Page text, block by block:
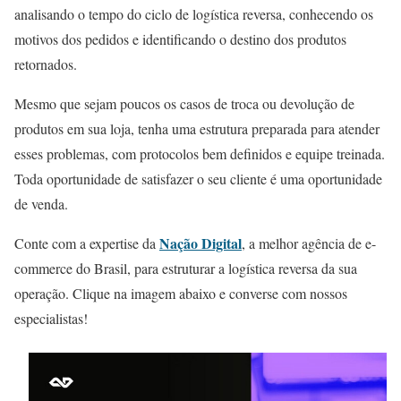
analisando o tempo do ciclo de logística reversa, conhecendo os
motivos dos pedidos e identificando o destino dos produtos
retornados.
Mesmo que sejam poucos os casos de troca ou devolução de
produtos em sua loja, tenha uma estrutura preparada para atender
esses problemas, com protocolos bem definidos e equipe treinada.
Toda oportunidade de satisfazer o seu cliente é uma oportunidade
de venda.
Conte com a expertise da Nação Digital, a melhor agência de e-
commerce do Brasil, para estruturar a logística reversa da sua
operação. Clique na imagem abaixo e converse com nossos
especialistas!